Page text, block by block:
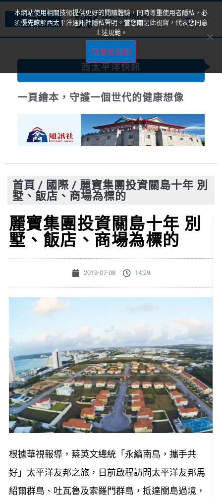
西太平洋快訊
一頁繪本，守護一個世代的健康想像
首頁 / 國際 / 麗寶集團投資關島十年 別
墅、飯店、商場為標的
麗寶集團投資關島十年 別
墅、飯店、商場為標的
2019-07-08 14:29
根據華視報導，蔡英文總統「永續南島，攜手共
好」太平洋友邦之旅，日前啟程訪問太平洋友邦馬
紹爾群島、吐瓦魯及索羅門群島，抵達關島過境，
本網站使用相關技術提供更好的閱讀體驗，同時尊重使用者隱私，必
須優先瞭解西太平洋通訊社隱私聲明。當您關閉此視窗，代表您同意
上述規範。
同意並關閉